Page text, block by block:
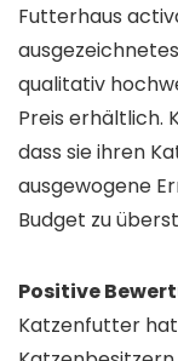
Futterhaus
qualitativ
Preis erhältlich.
dass sie ihren
ausgewogene
Budget zu
Positive
Katzenfutter